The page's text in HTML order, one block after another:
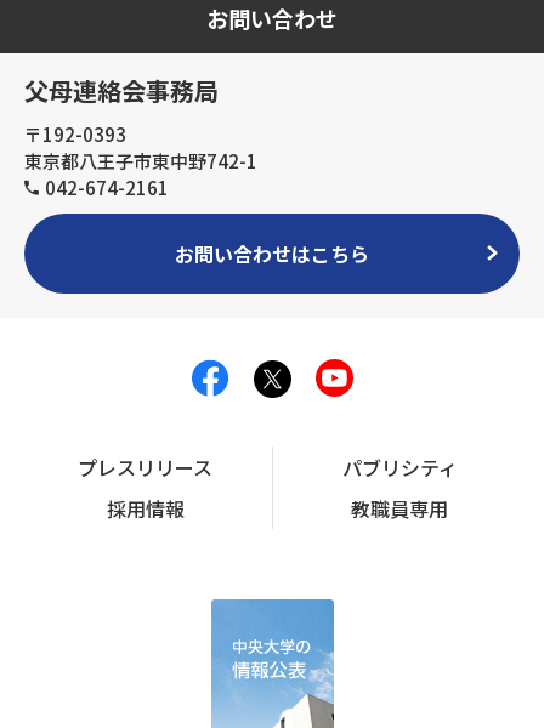
お問い合わせ
父母連絡会事務局
〒192-0393
東京都八王子市東中野742-1
042-674-2161
お問い合わせはこちら
プレスリリース
パブリシティ
採用情報
教職員専用